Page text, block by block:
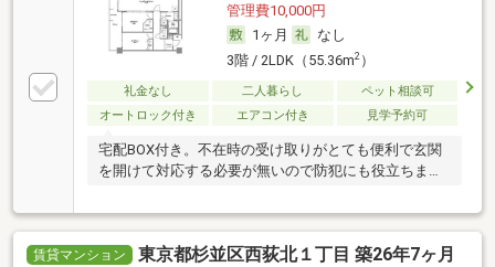
管理費10,000円
1ヶ月
なし
3階 / 2LDK（55.36m2）
礼金なし 二人暮らし
ペット相談可
オートロック付き
エアコン付き 見学予約可
宅配BOX付き。不在時の受け取りがとても便利で玄関
を開けて対応する必要が無いので防犯にも役立ちま
賃貸マンション
東京都杉並区西荻北１丁目 築26年7ヶ月